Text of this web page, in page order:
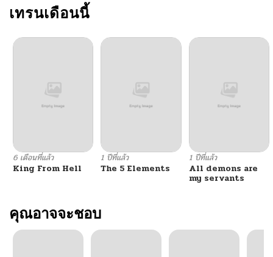
เทรนเดือนนี้
6 เดือนที่แล้ว
King From Hell
1 ปีที่แล้ว
The 5 Elements
1 ปีที่แล้ว
All demons are
my servants
คุณอาจจะชอบ